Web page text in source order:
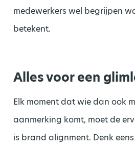
medewerkers wel begrijpen
betekent.
Alles voor een
Elk moment dat wie dan ook
aanmerking komt, moet de
is brand alignment. Denk